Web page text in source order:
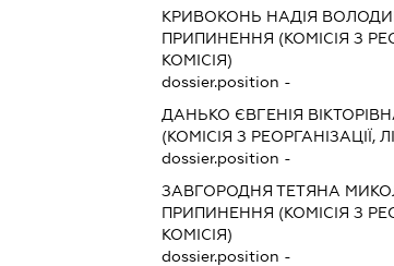
КРИВОКОНЬ НАДІЯ
ПРИПИНЕННЯ (КОМІСІЯ З
КОМІСІЯ)
dossier.position -
ДАНЬКО ЄВГЕНІЯ
(КОМІСІЯ З РЕОРГАНІЗАЦІЇ,
dossier.position -
ЗАВГОРОДНЯ ТЕТЯНА
ПРИПИНЕННЯ (КОМІСІЯ З
КОМІСІЯ)
dossier.position -